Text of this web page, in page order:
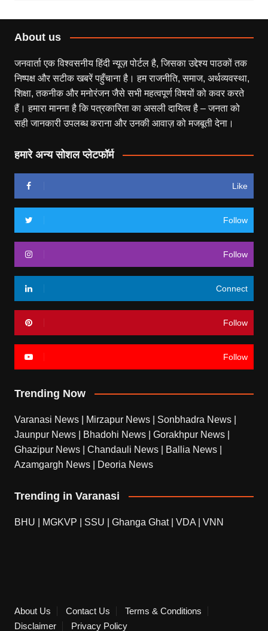
About us
जनवार्ता एक विश्वसनीय हिंदी न्यूज़ पोर्टल है, जिसका उद्देश्य पाठकों तक
निष्पक्ष और सटीक खबरें पहुँचाना है। हम राजनीति, समाज, अर्थव्यवस्था,
शिक्षा, तकनीक और मनोरंजन जैसे सभी महत्वपूर्ण विषयों को कवर करते
हैं। हमारा मानना है कि पत्रकारिता का असली दायित्व है – जनता को
सही जानकारी उपलब्ध कराना और उनकी आवाज़ को मजबूती देना।
हमारे अन्य सोशल प्लेटफॉर्म
Like
Follow
Follow
Connect
Follow
Follow
Trending Now
Varanasi News Mirzapur News Sonbhadra News
Jaunpur News
Bhadohi News Gorakhpur News
Ghazipur News
Chandauli News Ballia News
Azamgargh News
Deoria News
Trending in Varanasi
BHU MGKVP SSU Ghanga Ghat| VDA VNN
About Us Contact Us
Terms & Conditions
Disclaimer
Privacy Policy